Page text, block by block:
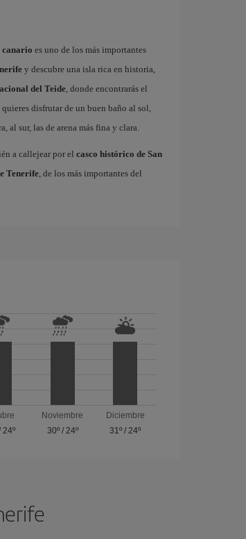
canario es uno de los más importantes
y descubre una isla rica en historia,
del Teide, donde encontrarás el
disfrutar de un buen baño al sol,
al sur, las de arena más fina y clara.
a callejear por el casco histórico de San
Tenerife, de los más importantes del
24º
Noviembre
30º/ 24º
Diciembre
31º /24º